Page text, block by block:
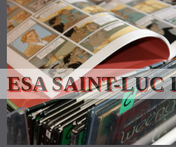
ESA SAINT-